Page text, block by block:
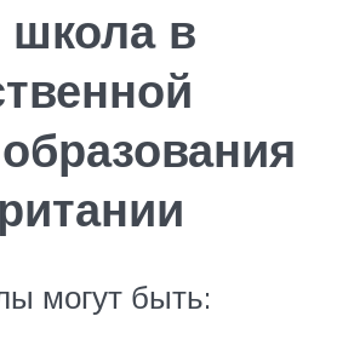
в
могут быть: